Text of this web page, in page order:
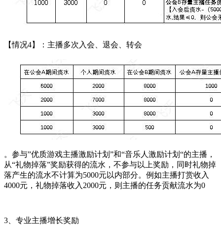
【情况4】：主播多次入会、退会、转会
。参与”优质游戏主播激励计划”和“音乐人激励计划“的主播，
从“礼物掉落”奖励获得的流水，不参与以上奖励，同时礼物掉
落产生的流水不计算为5000元以内部分。例如主播打赏收入
4000元，礼物掉落收入2000元，则主播的任务贡献流水为0
3、专业主播增长奖励